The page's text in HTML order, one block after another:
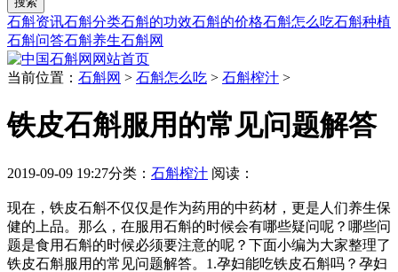
石斛资讯石斛分类石斛的功效石斛的价格石斛怎么吃石斛种植
石斛问答石斛养生石斛网
网站首页
当前位置： 石斛网 > 石斛怎么吃 > 石斛榨汁 >
铁皮石斛服用的常见问题解答
2019-09-09 19:27分类： 石斛榨汁 阅读：
现在，铁皮石斛不仅仅是作为药用的中药材，更是人们养生保
健的上品。那么，在服用石斛的时候会有哪些疑问呢？哪些问
题是食用石斛的时候必须要注意的呢？下面小编为大家整理了
铁皮石斛服用的常见问题解答。1.孕妇能吃铁皮石斛吗？孕妇